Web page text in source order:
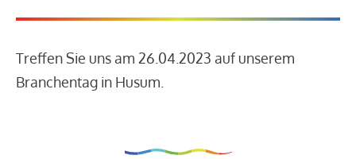
Treffen Sie uns am 26.04.2023 auf unserem
Branchentag in Husum.